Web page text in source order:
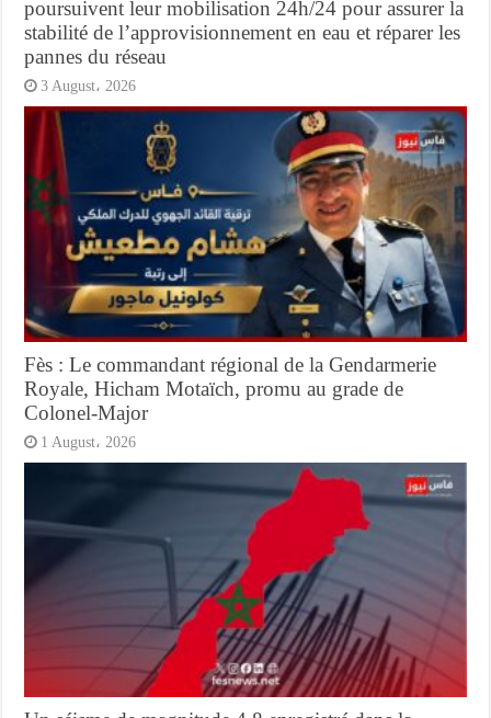
poursuivent leur mobilisation 24h/24 pour assurer la
stabilité de l’approvisionnement en eau et réparer les
pannes du réseau
3 August، 2026
Fès : Le commandant régional de la Gendarmerie
Royale, Hicham Motaïch, promu au grade de
Colonel-Major
1 August، 2026